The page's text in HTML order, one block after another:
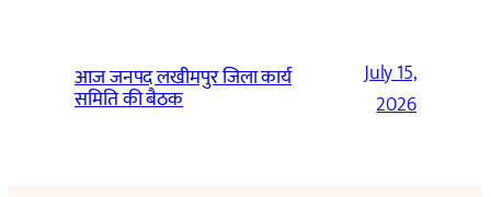
आज जनपद लखीमपुर जिला कार्य
समिति की बैठक
July 15,
2026